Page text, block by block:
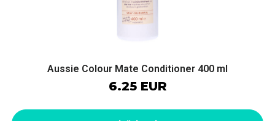
Aussie Colour Mate Conditioner 400 ml
6.25 EUR